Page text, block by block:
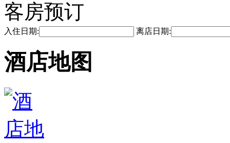
客房预订
入住日期: 离店日期:
酒店地图